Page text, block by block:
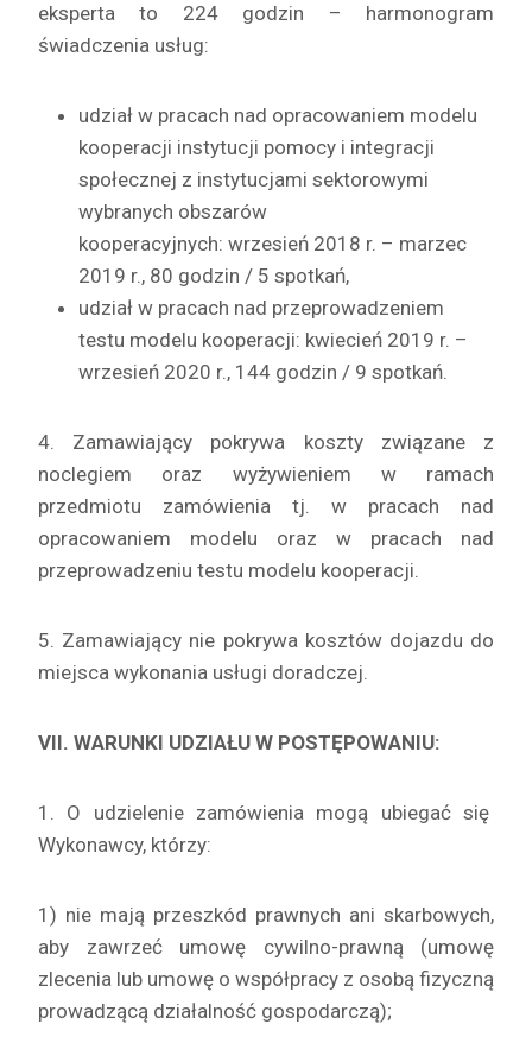
eksperta to 224 godzin – harmonogram
świadczenia usług:
udział w pracach nad opracowaniem modelu
kooperacji instytucji pomocy i integracji
społecznej z instytucjami sektorowymi
wybranych obszarów
kooperacyjnych: wrzesień 2018 r. – marzec
2019 r., 80 godzin / 5 spotkań,
udział w pracach nad przeprowadzeniem
testu modelu kooperacji: kwiecień 2019 r. –
wrzesień 2020 r., 144 godzin / 9 spotkań.
4. Zamawiający pokrywa koszty związane z
noclegiem oraz wyżywieniem w ramach
przedmiotu zamówienia tj. w pracach nad
opracowaniem modelu oraz w pracach nad
przeprowadzeniu testu modelu kooperacji.
5. Zamawiający nie pokrywa kosztów dojazdu do
miejsca wykonania usługi doradczej.
VII. WARUNKI UDZIAŁU W POSTĘPOWANIU:
1. O udzielenie zamówienia mogą ubiegać się
Wykonawcy, którzy:
1) nie mają przeszkód prawnych ani skarbowych,
aby zawrzeć umowę cywilno-prawną (umowę
zlecenia lub umowę o współpracy z osobą fizyczną
prowadzącą działalność gospodarczą);